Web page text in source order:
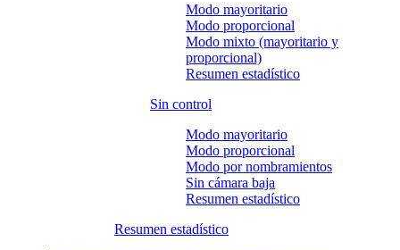
Modo mayoritario
Modo proporcional
Modo mixto (mayoritario y
proporcional)
Resumen estadístico
Sin control
Modo mayoritario
Modo proporcional
Modo por nombramientos
Sin cámara baja
Resumen estadístico
Resumen estadístico